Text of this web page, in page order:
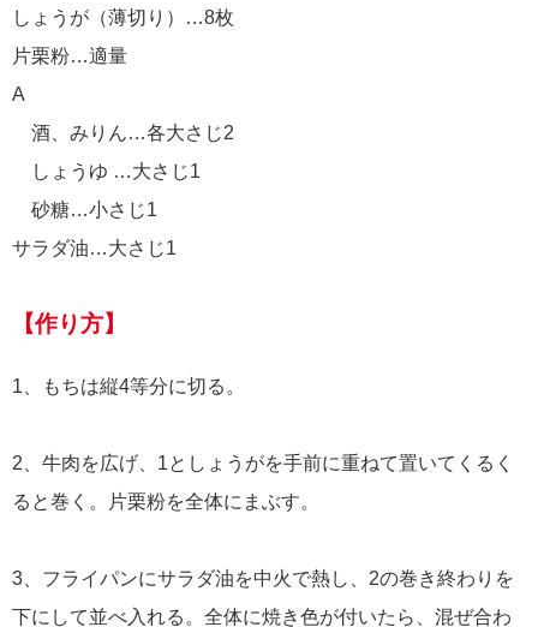
しょうが（薄切り）…8枚
片栗粉…適量
A
酒、みりん…各大さじ2
しょうゆ …大さじ1
砂糖…小さじ1
サラダ油…大さじ1
【作り方】
1、もちは縦4等分に切る。
2、牛肉を広げ、1としょうがを手前に重ねて置いてくるく
ると巻く。片栗粉を全体にまぶす。
3、フライパンにサラダ油を中火で熱し、2の巻き終わりを
下にして並べ入れる。全体に焼き色が付いたら、混ぜ合わ